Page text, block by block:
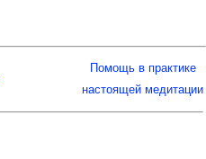
Помощь в практике
настоящей медитации